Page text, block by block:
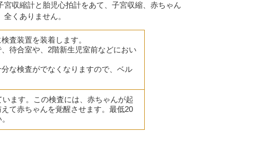
収縮計と胎児心拍計をあて、子宮収縮、赤ちゃん
くありません。
査装置を装着します。
待合室や、2階新生児室前などにおい
な検査がでなくなりますので、ベル
ます。この検査には、赤ちゃんが起
て赤ちゃんを覚醒させます。最低20